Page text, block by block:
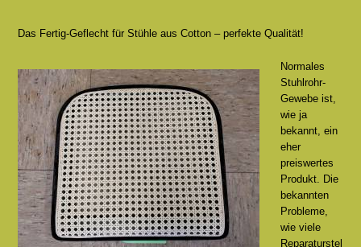
Das Fertig-Geflecht für Stühle aus Cotton – perfekte Qualität!
Normales
Stuhlrohr-
Gewebe ist,
wie ja
bekannt, ein
eher
preiswertes
Produkt. Die
bekannten
Probleme,
wie viele
Reparaturstel